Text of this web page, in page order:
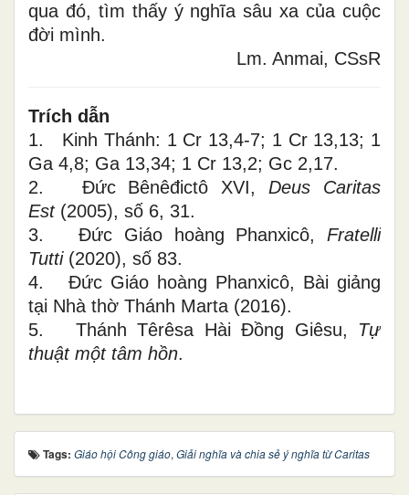
qua đó, tìm thấy ý nghĩa sâu xa của cuộc
đời mình.
Lm. Anmai, CSsR
Trích dẫn
1. Kinh Thánh: 1 Cr 13,4-7; 1 Cr 13,13; 1
Ga 4,8; Ga 13,34; 1 Cr 13,2; Gc 2,17.
2. Đức Bênêđictô XVI,Deus Caritas
Est(2005), số 6, 31.
3. Đức Giáo hoàng Phanxicô, Fratelli
Tutti(2020), số 83.
4. Đức Giáo hoàng Phanxicô, Bài giảng
tại Nhà thờ Thánh Marta (2016).
5. Thánh Têrêsa Hài Đồng Giêsu, Tự
thuật một tâm hồn.
Tags: Giáo hội Công giáo, Giải nghĩa và chia sẻ ý nghĩa từ Caritas